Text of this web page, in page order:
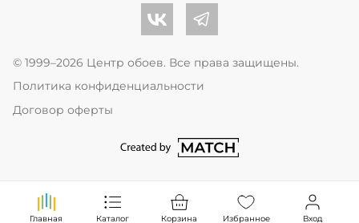
Центр обоев во Вконтакте
Центр обоев в Телеграме
© 1999–2026 Центр обоев. Все права защищены.
Политика конфиденциальности
Договор оферты
перейти на сайт студии Match
Главная Каталог Корзина Избранное Вход